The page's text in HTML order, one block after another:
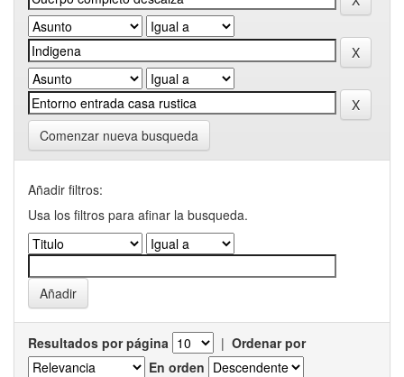
Comenzar nueva busqueda
Añadir filtros:
Usa los filtros para afinar la busqueda.
Resultados por página | Ordenar por
En orden